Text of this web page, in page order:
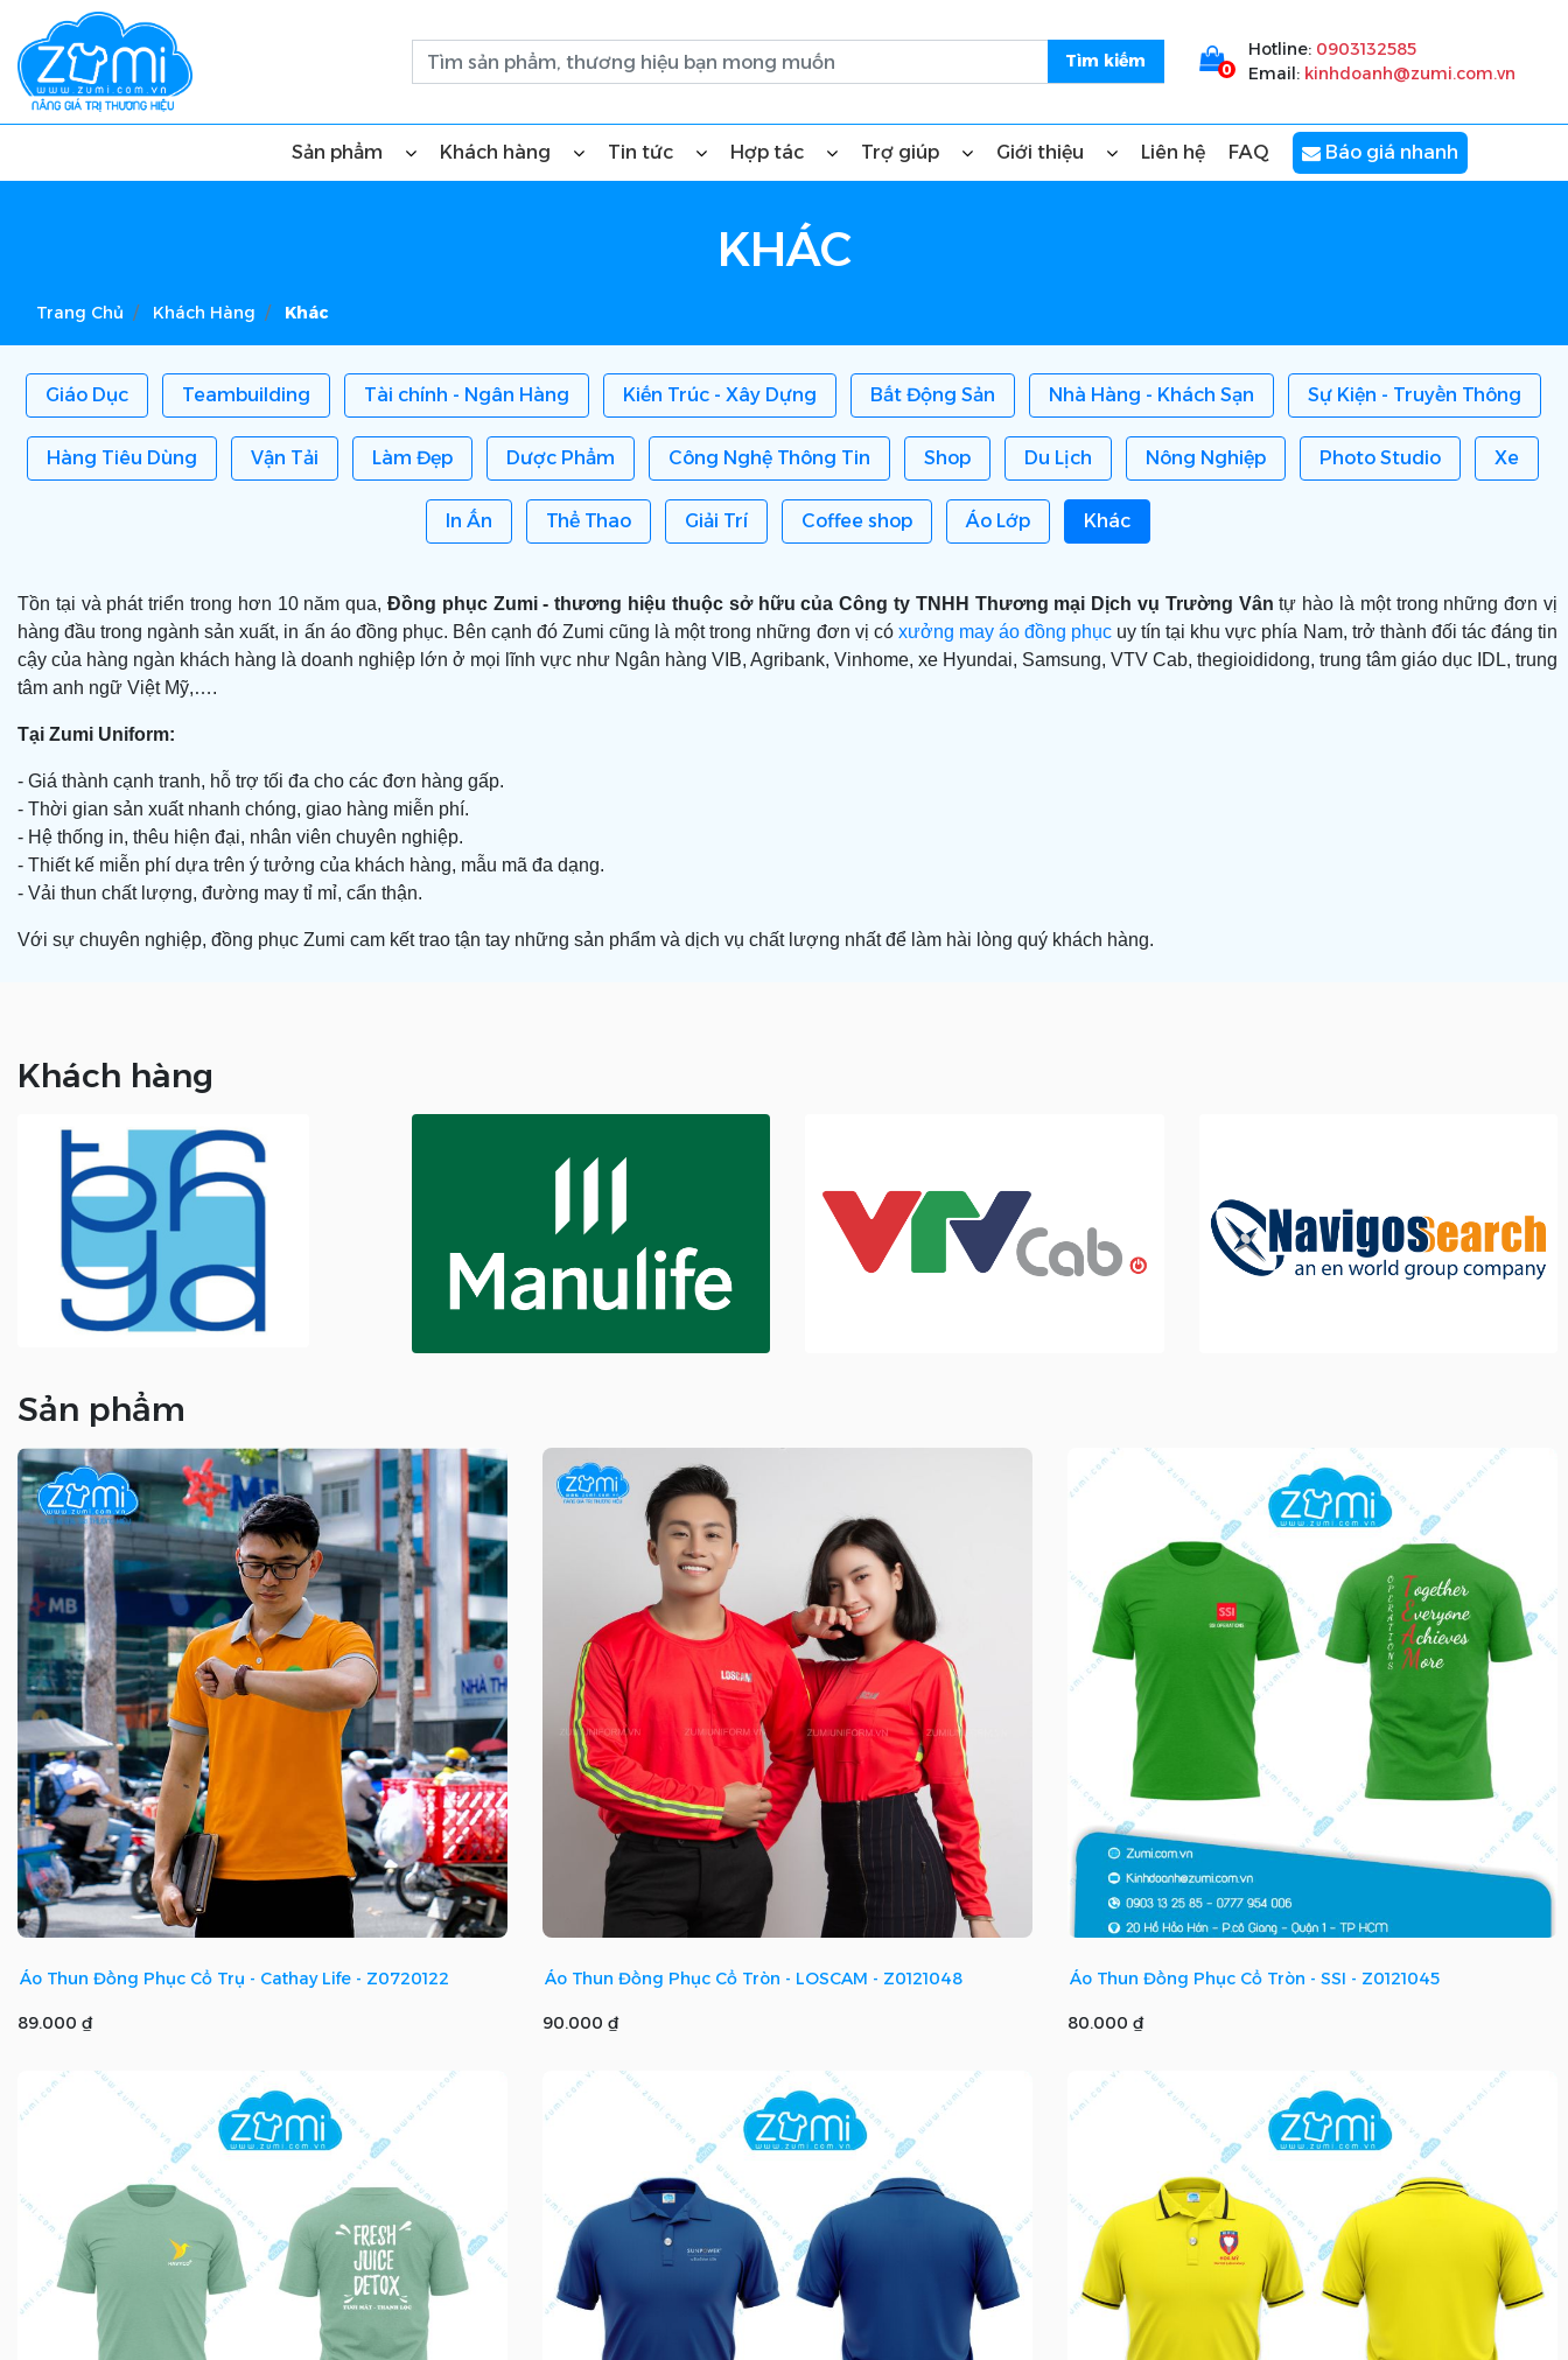
0
Hotline: 0903132585
Email: kinhdoanh@zumi.com.vn
Sản phẩm Khách hàng Tin tức Hợp tác Trợ giúp Giới thiệu Liên hệ FAQ Báo giá nhanh
KHÁC
Trang Chủ Khách Hàng Khác
Giáo Dục Teambuilding Tài chính - Ngân Hàng Kiến Trúc - Xây Dựng Bất Động Sản Nhà Hàng - Khách Sạn Sự Kiện - Truyền Thông
Hàng Tiêu Dùng Vận Tải Làm Đẹp Dược Phẩm Công Nghệ Thông Tin Shop Du Lịch Nông Nghiệp Photo Studio Xe
In Ấn Thể Thao Giải Trí Coffee shop Áo Lớp Khác
Tồn tại và phát triển trong hơn 10 năm qua, Đồng phục Zumi - thương hiệu thuộc sở hữu của Công ty TNHH Thương mại Dịch vụ Trường Vân tự hào là một trong những đơn vị
hàng đầu trong ngành sản xuất, in ấn áo đồng phục. Bên cạnh đó Zumi cũng là một trong những đơn vị có xưởng may áo đồng phục uy tín tại khu vực phía Nam, trở thành đối tác đáng tin
cậy của hàng ngàn khách hàng là doanh nghiệp lớn ở mọi lĩnh vực như Ngân hàng VIB, Agribank, Vinhome, xe Hyundai, Samsung, VTV Cab, thegioididong, trung tâm giáo dục IDL, trung
tâm anh ngữ Việt Mỹ,….
Tại Zumi Uniform:
- Giá thành cạnh tranh, hỗ trợ tối đa cho các đơn hàng gấp.
- Thời gian sản xuất nhanh chóng, giao hàng miễn phí.
- Hệ thống in, thêu hiện đại, nhân viên chuyên nghiệp.
- Thiết kế miễn phí dựa trên ý tưởng của khách hàng, mẫu mã đa dạng.
- Vải thun chất lượng, đường may tỉ mỉ, cẩn thận.
Với sự chuyên nghiệp, đồng phục Zumi cam kết trao tận tay những sản phẩm và dịch vụ chất lượng nhất để làm hài lòng quý khách hàng.
Khách hàng
Sản phẩm
Áo Thun Đồng Phục Cổ Trụ - Cathay Life - Z0720122
89.000 ₫
Áo Thun Đồng Phục Cổ Tròn - LOSCAM - Z0121048
90.000 ₫
Áo Thun Đồng Phục Cổ Tròn - SSI - Z0121045
80.000 ₫